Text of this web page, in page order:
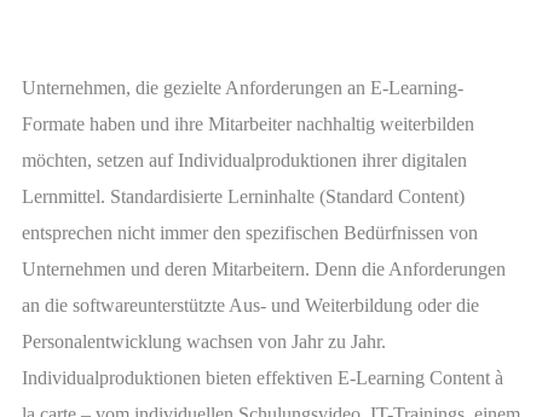
Unternehmen, die gezielte Anforderungen an E-Learning-
Formate haben und ihre Mitarbeiter nachhaltig weiterbilden
möchten, setzen auf Individualproduktionen ihrer digitalen
Lernmittel. Standardisierte Lerninhalte (Standard Content)
entsprechen nicht immer den spezifischen Bedürfnissen von
Unternehmen und deren Mitarbeitern. Denn die Anforderungen
an die softwareunterstützte Aus- und Weiterbildung oder die
Personalentwicklung wachsen von Jahr zu Jahr.
Individualproduktionen bieten effektiven E-Learning Content à